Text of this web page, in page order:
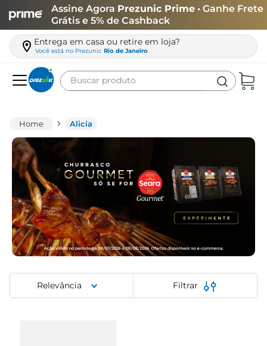
Assine Agora Prezunic Prime • Ganhe Frete
Grátis e 5% de Cashback
Entrega em casa ou retire em loja?
Você está no Prezunic Rio de Janeiro
Buscar produto
Alicia
Relevância Filtrar
carne
leite
café
queijo
azeite
biscoito
arroz
papel higiênico